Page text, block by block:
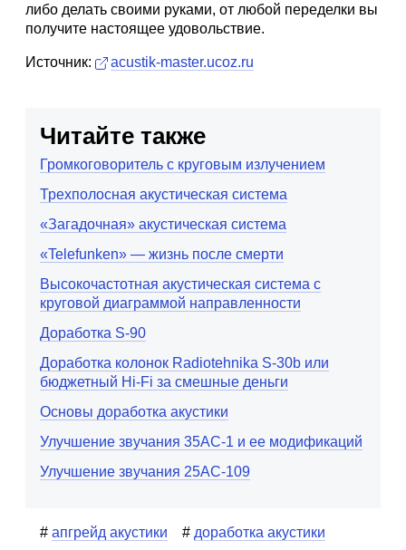
либо делать своими руками, от любой переделки вы
получите настоящее удовольствие.
Источник: acustik-master.ucoz.ru
Читайте также
Громкоговоритель с круговым излучением
Трехполосная акустическая система
«Загадочная» акустическая система
«Telefunken» — жизнь после смерти
Высокочастотная акустическая система с
круговой диаграммой направленности
Доработка S-90
Доработка колонок Radiotehnika S-30b или
бюджетный Hi-Fi за смешные деньги
Основы доработка акустики
Улучшение звучания 35АС-1 и ее модификаций
Улучшение звучания 25АС-109
апгрейд акустики
доработка акустики